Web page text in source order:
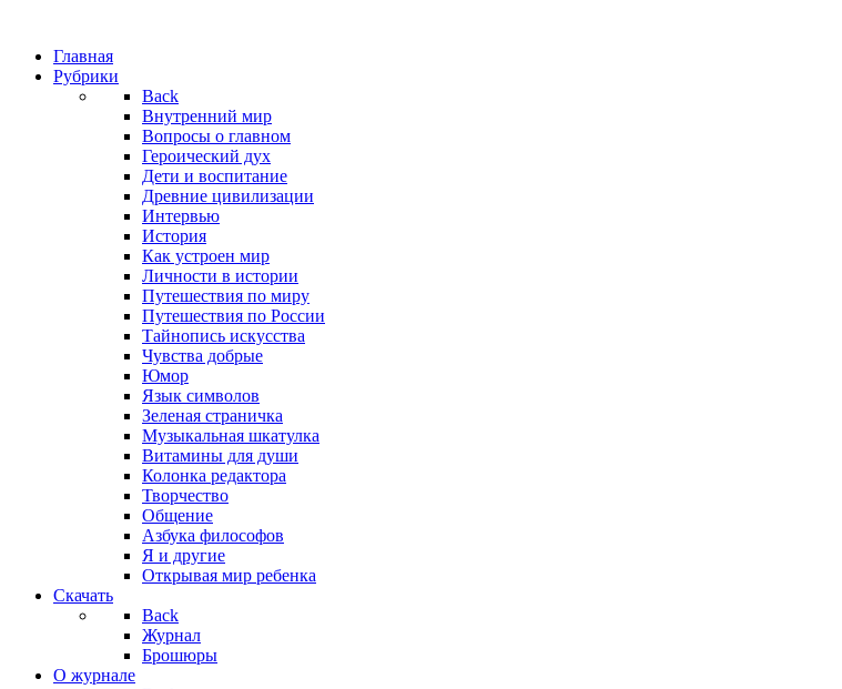
Главная
Рубрики
Back
Внутренний мир
Вопросы о главном
Героический дух
Дети и воспитание
Древние цивилизации
Интервью
История
Как устроен мир
Личности в истории
Путешествия по миру
Путешествия по России
Тайнопись искусства
Чувства добрые
Юмор
Язык символов
Зеленая страничка
Музыкальная шкатулка
Витамины для души
Колонка редактора
Творчество
Общение
Азбука философов
Я и другие
Открывая мир ребенка
Скачать
Back
Журнал
Брошюры
О журнале